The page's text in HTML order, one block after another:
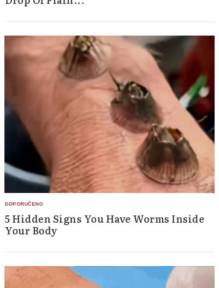
5 Hidden Signs You Have Worms Inside
Your Body